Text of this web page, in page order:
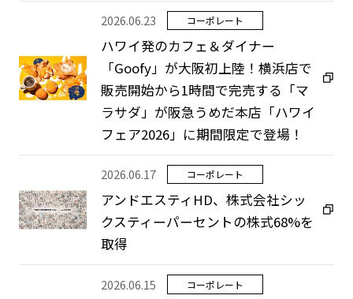
ハワイ発のカフェ＆ダイナー
「Goofy」が大阪初上陸！横浜店で
販売開始から1時間で完売する「マ
ラサダ」が阪急うめだ本店「ハワイ
フェア2026」に期間限定で登場！
2026.06.23 コーポレート
アンドエスティHD、株式会社シッ
クスティーパーセントの株式68%を
取得
2026.06.17 コーポレート
2026.06.15 コーポレート